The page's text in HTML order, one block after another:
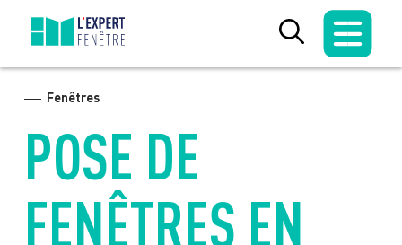
content
Fenêtres
POSE DE
FENÊTRES EN